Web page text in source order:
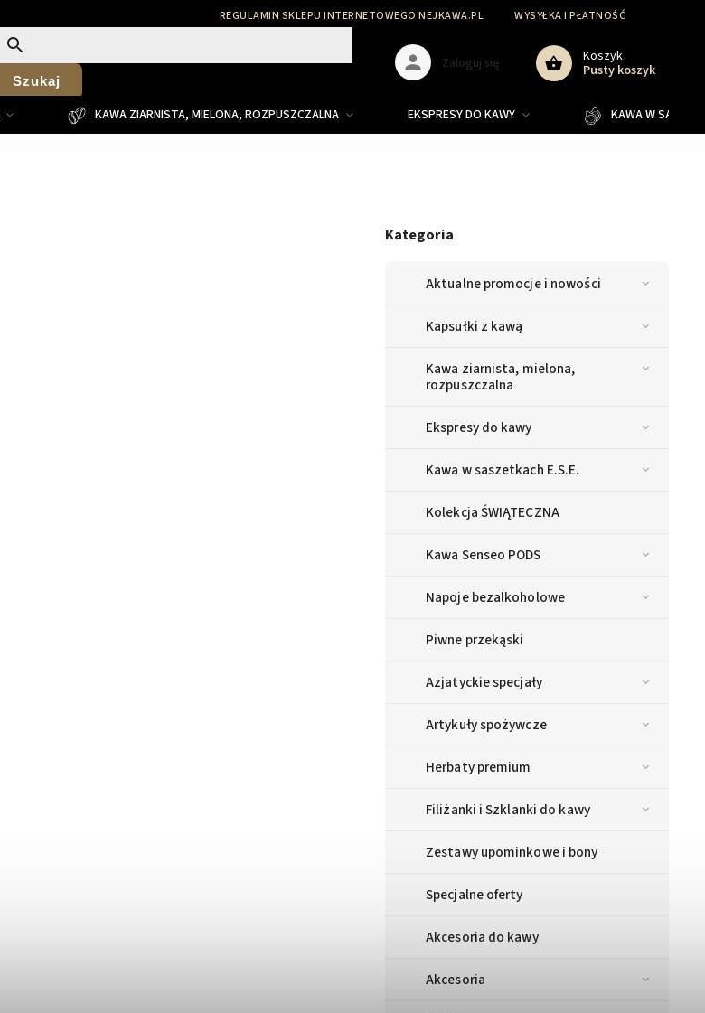
REGULAMIN SKLEPU INTERNETOWEGO NEJKAWA.PL WYSYŁKA I PŁATNOŚĆ
Szukaj
Koszyk
Pusty koszyk
Zaloguj się
KAWA ZIARNISTA, MIELONA, ROZPUSZCZALNA EKSPRESY DO KAWY KAWA W
Kategoria
Aktualne promocje i nowości
Kapsułki z kawą
Kawa ziarnista, mielona,
rozpuszczalna
Ekspresy do kawy
Kawa w saszetkach E.S.E.
Kolekcja ŚWIĄTECZNA
Kawa Senseo PODS
Napoje bezalkoholowe
Piwne przekąski
Azjatyckie specjały
Artykuły spożywcze
Herbaty premium
Filiżanki i Szklanki do kawy
Zestawy upominkowe i bony
Specjalne oferty
Akcesoria do kawy
Akcesoria